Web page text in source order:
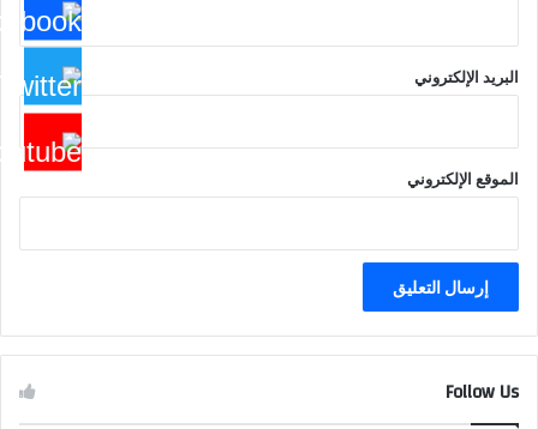
البريد الإلكتروني
الموقع الإلكتروني
Follow Us